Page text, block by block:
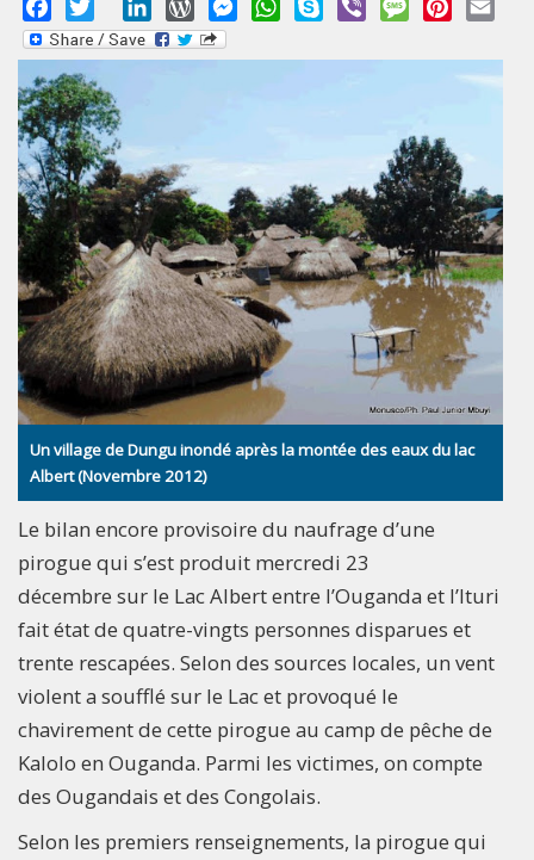
Un village de Dungu inondé après la montée des eaux du lac
Albert (Novembre 2012)
Le bilan encore provisoire du naufrage d’une
pirogue qui s’est produit mercredi 23
décembre sur le Lac Albert entre l’Ouganda et l’Ituri
fait état de quatre-vingts personnes disparues et
trente rescapées. Selon des sources locales, un vent
violent a soufflé sur le Lac et provoqué le
chavirement de cette pirogue au camp de pêche de
Kalolo en Ouganda. Parmi les victimes, on compte
des Ougandais et des Congolais.
Selon les premiers renseignements, la pirogue qui